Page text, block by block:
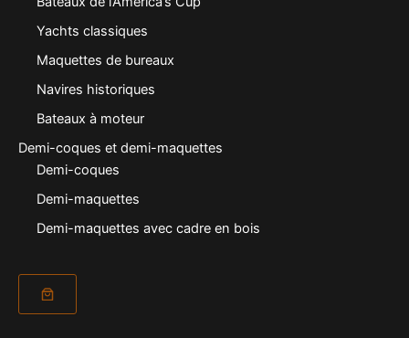
Yachts classiques
Maquettes de bureaux
Navires historiques
Bateaux à moteur
Demi-coques et demi-maquettes
Demi-coques
Demi-maquettes
Demi-maquettes avec cadre en bois